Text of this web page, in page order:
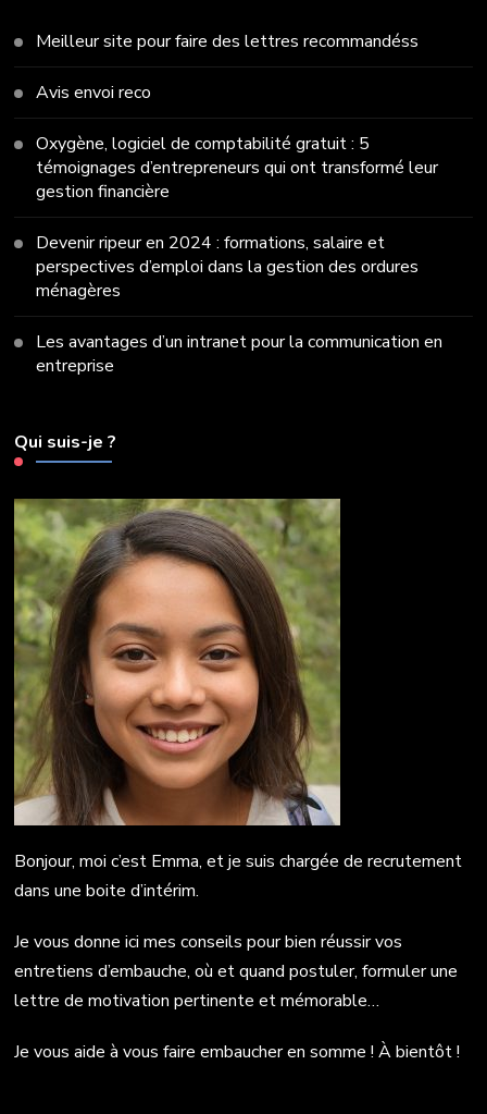
Meilleur site pour faire des lettres recommandéss
Avis envoi reco
Oxygène, logiciel de comptabilité gratuit : 5
témoignages d’entrepreneurs qui ont transformé leur
gestion financière
Devenir ripeur en 2024 : formations, salaire et
perspectives d’emploi dans la gestion des ordures
ménagères
Les avantages d’un intranet pour la communication en
entreprise
Qui suis-je ?
Bonjour, moi c’est Emma, et je suis chargée de recrutement
dans une boite d’intérim.
Je vous donne ici mes conseils pour bien réussir vos
entretiens d’embauche, où et quand postuler, formuler une
lettre de motivation pertinente et mémorable…
Je vous aide à vous faire embaucher en somme ! À bientôt !